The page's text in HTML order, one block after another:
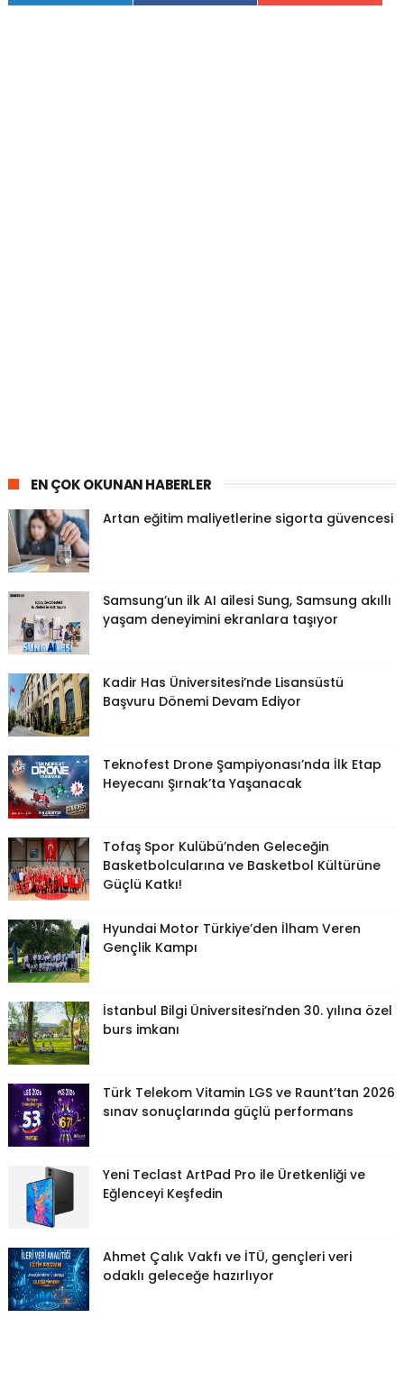
EN ÇOK OKUNAN HABERLER
Artan eğitim maliyetlerine sigorta güvencesi
Samsung’un ilk AI ailesi Sung, Samsung akıllı
yaşam deneyimini ekranlara taşıyor
Kadir Has Üniversitesi’nde Lisansüstü
Başvuru Dönemi Devam Ediyor
Teknofest Drone Şampiyonası’nda İlk Etap
Heyecanı Şırnak’ta Yaşanacak
Tofaş Spor Kulübü’nden Geleceğin
Basketbolcularına ve Basketbol Kültürüne
Güçlü Katkı!
Hyundai Motor Türkiye’den İlham Veren
Gençlik Kampı
İstanbul Bilgi Üniversitesi’nden 30. yılına özel
burs imkanı
Türk Telekom Vitamin LGS ve Raunt’tan 2026
sınav sonuçlarında güçlü performans
Yeni Teclast ArtPad Pro ile Üretkenliği ve
Eğlenceyi Keşfedin
Ahmet Çalık Vakfı ve İTÜ, gençleri veri
odaklı geleceğe hazırlıyor